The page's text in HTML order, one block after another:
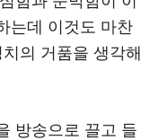
는데 이것도 마찬
의 거품을 생각해
방송으로 끌고 들